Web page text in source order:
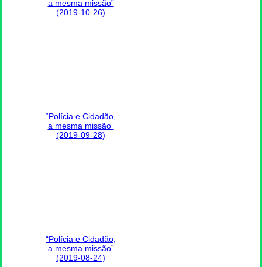
a mesma missão”
(2019-10-26)
“Polícia e Cidadão,
a mesma missão”
(2019-09-28)
“Polícia e Cidadão,
a mesma missão”
(2019-08-24)